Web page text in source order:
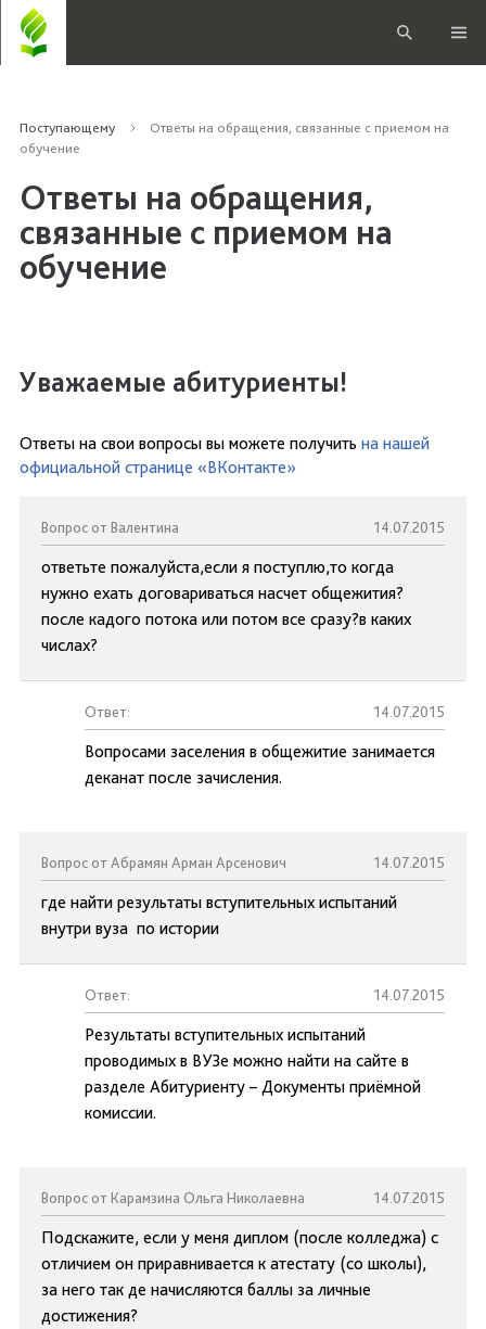
Поступающему
Ответы на обращения, связанные с приемом на
обучение
Ответы на обращения,
связанные с приемом на
обучение
Уважаемые абитуриенты!
Ответы на свои вопросы вы можете получить на нашей
официальной странице «ВКонтакте»
Вопрос от Валентина 14.07.2015
ответьте пожалуйста,если я поступлю,то когда
нужно ехать договариваться насчет общежития?
после кадого потока или потом все сразу?в каких
числах?
Ответ: 14.07.2015
Вопросами заселения в общежитие занимается
деканат после зачисления.
Вопрос от Абрамян Арман Арсенович 14.07.2015
где найти результаты вступительных испытаний
внутри вуза по истории
Ответ: 14.07.2015
Результаты вступительных испытаний
проводимых в ВУЗе можно найти на сайте в
разделе Абитуриенту – Документы приёмной
комиссии.
Вопрос от Карамзина Ольга Николаевна 14.07.2015
Подскажите, если у меня диплом (после колледжа) с
отличием он приравнивается к атестату (со школы),
за него так де начисляются баллы за личные
достижения?